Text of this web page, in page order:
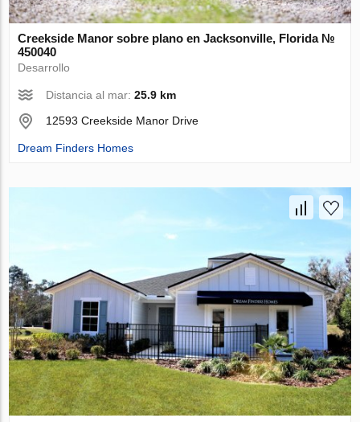
Creekside Manor sobre plano en Jacksonville, Florida №
450040
Desarrollo
Distancia al mar:25.9 km
12593 Creekside Manor Drive
Dream Finders Homes